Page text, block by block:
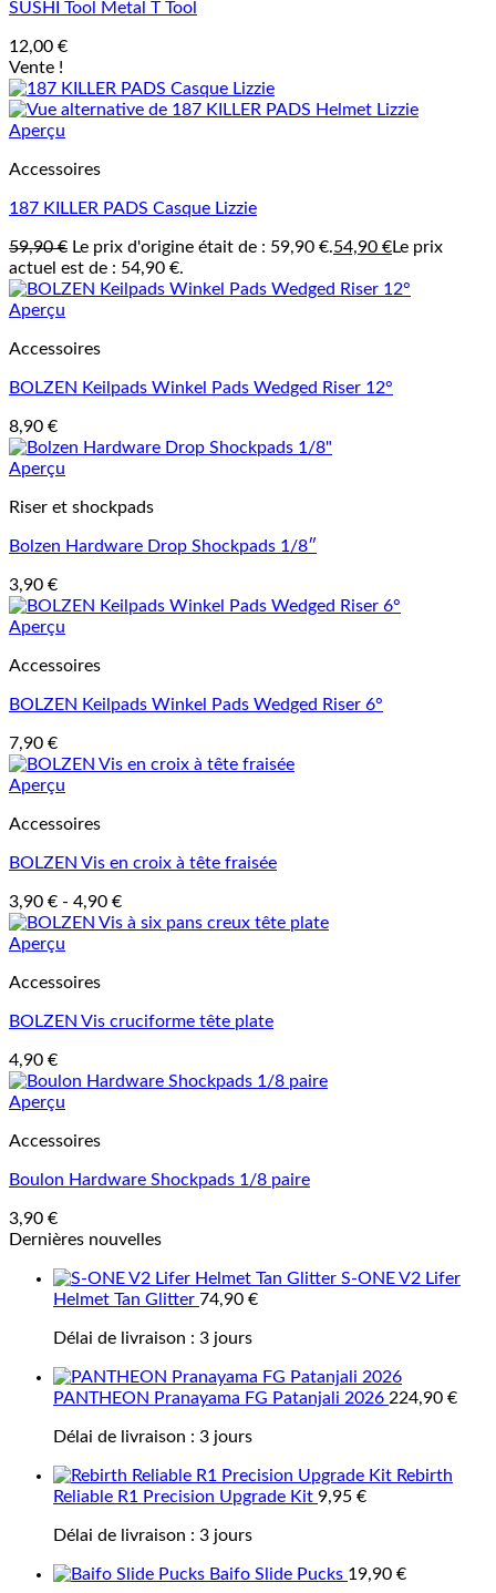
SUSHI Tool Metal T Tool
12,00 €
Vente !
Aperçu
Accessoires
187 KILLER PADS Casque Lizzie
59,90€ Le prix d'origine était de : 59,90 €.54,90 €Le prix
actuel est de : 54,90 €.
Aperçu
Accessoires
BOLZEN Keilpads Winkel Pads Wedged Riser 12°
8,90 €
Aperçu
Riser et shockpads
Bolzen Hardware Drop Shockpads 1/8″
3,90 €
Aperçu
Accessoires
BOLZEN Keilpads Winkel Pads Wedged Riser 6°
7,90 €
Aperçu
Accessoires
BOLZEN Vis en croix à tête fraisée
3,90 € - 4,90 €
Aperçu
Accessoires
BOLZEN Vis cruciforme tête plate
4,90 €
Aperçu
Accessoires
Boulon Hardware Shockpads 1/8 paire
3,90 €
Dernières nouvelles
S-ONE V2 Lifer
Helmet Tan Glitter 74,90 €
Délai de livraison : 3 jours
PANTHEON Pranayama FG Patanjali 2026 224,90 €
Délai de livraison : 3 jours
Rebirth
Reliable R1 Precision Upgrade Kit 9,95 €
Délai de livraison : 3 jours
Baifo Slide Pucks 19,90 €